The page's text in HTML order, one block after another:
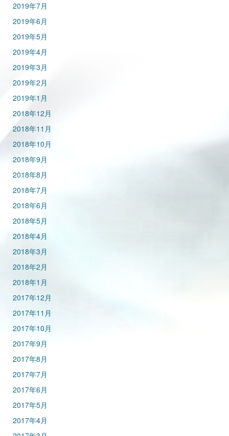
2019年7月
2019年6月
2019年5月
2019年4月
2019年3月
2019年2月
2019年1月
2018年12月
2018年11月
2018年10月
2018年9月
2018年8月
2018年7月
2018年6月
2018年5月
2018年4月
2018年3月
2018年2月
2018年1月
2017年12月
2017年11月
2017年10月
2017年9月
2017年8月
2017年7月
2017年6月
2017年5月
2017年4月